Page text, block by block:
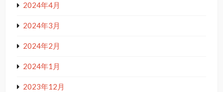
2024年4月
2024年3月
2024年2月
2024年1月
2023年12月